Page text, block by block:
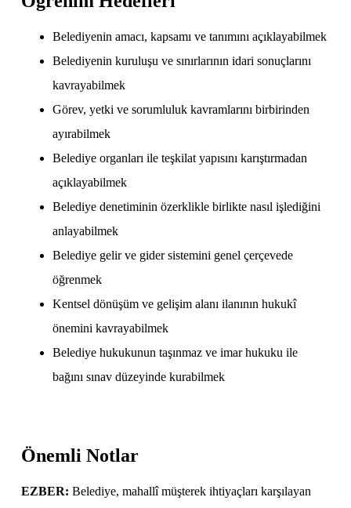
Belediyenin amacı, kapsamı ve tanımını açıklayabilmek
Belediyenin kuruluşu ve sınırlarının idari sonuçlarını
kavrayabilmek
Görev, yetki ve sorumluluk kavramlarını birbirinden
ayırabilmek
Belediye organları ile teşkilat yapısını karıştırmadan
açıklayabilmek
Belediye denetiminin özerklikle birlikte nasıl işlediğini
anlayabilmek
Belediye gelir ve gider sistemini genel çerçevede
öğrenmek
Kentsel dönüşüm ve gelişim alanı ilanının hukukî
önemini kavrayabilmek
Belediye hukukunun taşınmaz ve imar hukuku ile
bağını sınav düzeyinde kurabilmek
Önemli Notlar
EZBER: Belediye, mahallî müşterek ihtiyaçları karşılayan